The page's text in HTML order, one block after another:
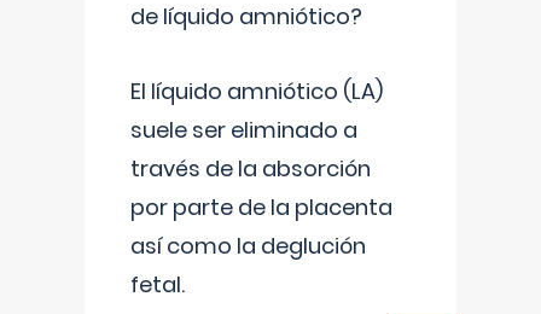
de líquido amniótico?
El líquido amniótico (LA)
suele ser eliminado a
través de la absorción
por parte de la placenta
así como la deglución
fetal.